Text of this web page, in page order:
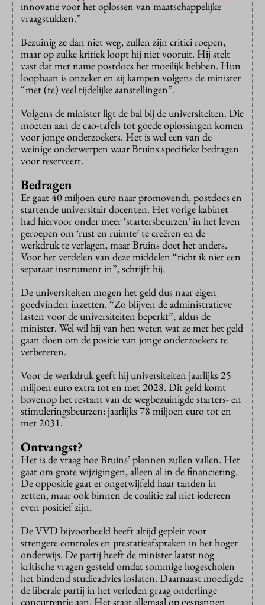
innovatie voor het oplossen van maatschappelijke
vraagstukken.”
Bezuinig ze dan niet weg, zullen zijn critici roepen,
maar op zulke kritiek loopt hij niet vooruit. Hij stelt
vast dat met name postdocs het moeilijk hebben. Hun
loopbaan is onzeker en zij kampen volgens de minister
“met (te) veel tijdelijke aanstellingen”.
Volgens de minister ligt de bal bij de universiteiten. Die
moeten aan de cao-tafels tot goede oplossingen komen
voor jonge onderzoekers. Het is wel een van de
weinige onderwerpen waar Bruins specifieke bedragen
voor reserveert.
Bedragen
Er gaat 40 miljoen euro naar promovendi, postdocs en
startende universitair docenten. Het vorige kabinet
had hiervoor onder meer ‘startersbeurzen’ in het leven
geroepen om ‘rust en ruimte’ te creëren en de
werkdruk te verlagen, maar Bruins doet het anders.
Voor het verdelen van deze middelen “richt ik niet een
separaat instrument in”, schrijft hij.
De universiteiten mogen het geld dus naar eigen
goedvinden inzetten. “Zo blijven de administratieve
lasten voor de universiteiten beperkt”, aldus de
minister. Wel wil hij van hen weten wat ze met het geld
gaan doen om de positie van jonge onderzoekers te
verbeteren.
Voor de werkdruk geeft hij universiteiten jaarlijks 25
miljoen euro extra tot en met 2028. Dit geld komt
bovenop het restant van de wegbezuinigde starters- en
stimuleringsbeurzen: jaarlijks 78 miljoen euro tot en
met 2031.
Ontvangst?
Het is de vraag hoe Bruins’ plannen zullen vallen. Het
gaat om grote wijzigingen, alleen al in de financiering.
De oppositie gaat er ongetwijfeld haar tanden in
zetten, maar ook binnen de coalitie zal niet iedereen
even positief zijn.
De VVD bijvoorbeeld heeft altijd gepleit voor
strengere controles en prestatieafspraken in het hoger
onderwijs. De partij heeft de minister laatst nog
kritische vragen gesteld omdat sommige hogescholen
het bindend studieadvies loslaten. Daarnaast moedigde
de liberale partij in het verleden graag onderlinge
concurrentie aan. Het staat allemaal op gespannen